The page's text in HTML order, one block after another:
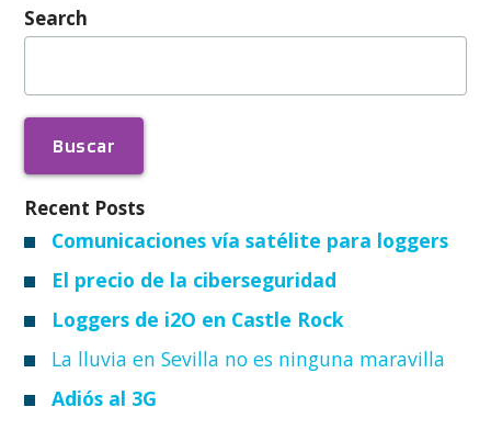
Search
Buscar:
Recent Posts
Comunicaciones vía satélite para loggers
El precio de la ciberseguridad
Loggers de i2O en Castle Rock
La lluvia en Sevilla no es ninguna maravilla
Adiós al 3G